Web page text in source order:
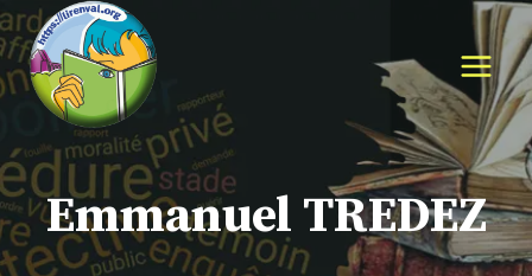
Aller
au
contenu
Emmanuel TREDEZ